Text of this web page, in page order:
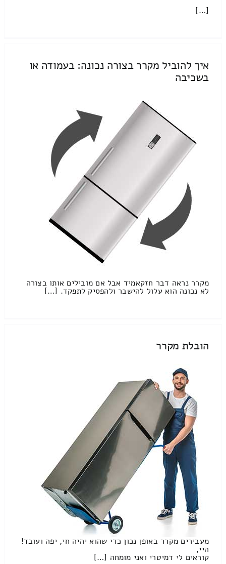
[…]
איך להוביל מקרר בצורה נכונה: בעמודה או
בשכיבה
מקרר נראה דבר חזקאמיד אבל אם מובילים אותו בצורה
לא נכונה הוא עלול להישבר ולהפסיק לתפקד. […]
הובלת מקרר
מעבירים מקרר באופן נכון כדי שהוא יהיה חי, יפה ועובד!
היי,
קוראים לי דמיטרי ואני מומחה […]